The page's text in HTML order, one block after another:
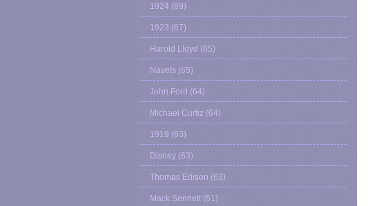
1924 (69)
1923 (67)
Harold Lloyd (65)
Navets (65)
John Ford (64)
Michael Curtiz (64)
1919 (63)
Disney (63)
Thomas Edison (63)
Mack Sennett (61)